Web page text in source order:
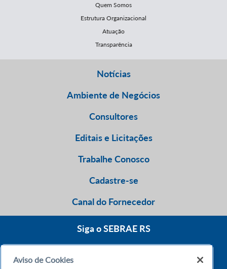
Quem Somos
Estrutura Organizacional
Atuação
Transparência
Notícias
Ambiente de Negócios
Consultores
Editais e Licitações
Trabalhe Conosco
Cadastre-se
Canal do Fornecedor
Siga o SEBRAE RS
Aviso de Cookies